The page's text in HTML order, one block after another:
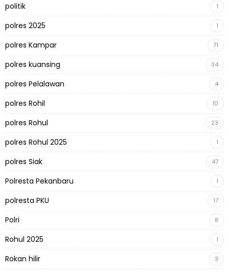
politik 1
polres 2025 1
polres Kampar 71
polres kuansing 34
polres Pelalawan 4
polres Rohil 10
polres Rohul 23
polres Rohul 2025 1
polres Siak 47
Polresta Pekanbaru 1
polresta PKU 17
Polri 8
Rohul 2025 1
Rokan hilir 3